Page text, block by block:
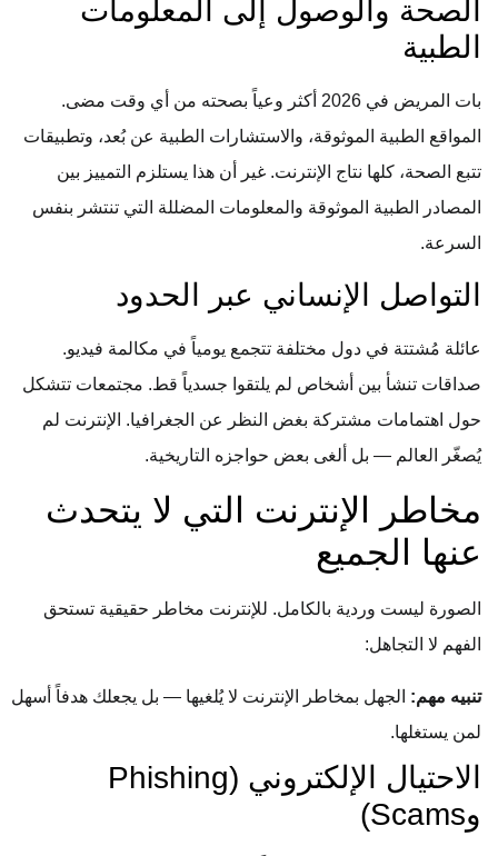
الصحة والوصول إلى المعلومات
الطبية
بات المريض في 2026 أكثر وعياً بصحته من أي وقت مضى.
المواقع الطبية الموثوقة، والاستشارات الطبية عن بُعد، وتطبيقات
تتبع الصحة، كلها نتاج الإنترنت. غير أن هذا يستلزم التمييز بين
المصادر الطبية الموثوقة والمعلومات المضللة التي تنتشر بنفس
السرعة.
التواصل الإنساني عبر الحدود
عائلة مُشتتة في دول مختلفة تتجمع يومياً في مكالمة فيديو.
صداقات تنشأ بين أشخاص لم يلتقوا جسدياً قط. مجتمعات تتشكل
حول اهتمامات مشتركة بغض النظر عن الجغرافيا. الإنترنت لم
يُصغّر العالم — بل ألغى بعض حواجزه التاريخية.
مخاطر الإنترنت التي لا يتحدث
عنها الجميع
الصورة ليست وردية بالكامل. للإنترنت مخاطر حقيقية تستحق
الفهم لا التجاهل:
تنبيه مهم: الجهل بمخاطر الإنترنت لا يُلغيها — بل يجعلك هدفاً أسهل
لمن يستغلها.
الاحتيال الإلكتروني (Phishing
وScams)